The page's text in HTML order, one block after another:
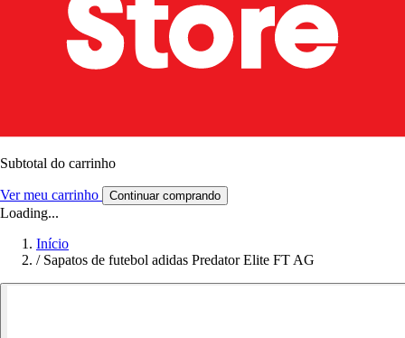
Subtotal do carrinho
Ver meu carrinho Continuar comprando
Loading...
Início
/ Sapatos de futebol adidas Predator Elite FT AG